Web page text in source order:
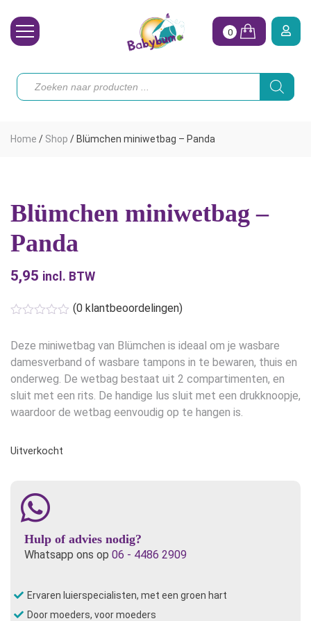
Toebehoren
Onze merken
Hoe begin ik?
0
Producten
zoeken
Home / Shop / Blümchen miniwetbag – Panda
Blümchen miniwetbag –
Panda
5,95 incl. BTW
(0 klantbeoordelingen)
Deze miniwetbag van Blümchen is ideaal om je wasbare
damesverband of wasbare tampons in te bewaren, thuis en
onderweg. De wetbag bestaat uit 2 compartimenten, en
sluit met een rits. De handige lus sluit met een drukknoopje,
waardoor de wetbag eenvoudig op te hangen is.
Uitverkocht
Hulp of advies nodig?
Whatsapp ons op 06 - 4486 2909
Ervaren luierspecialisten, met een groen hart
Door moeders, voor moeders